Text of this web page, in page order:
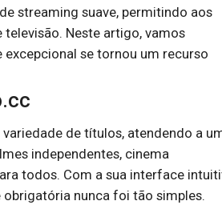
streaming suave, permitindo aos
Neste artigo, vamos
se tornou um recurso
de títulos, atendendo a
independentes, cinema
todos. Com a sua interface
nunca foi tão simples.